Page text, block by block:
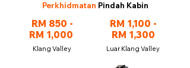
Perkhidmatan Pindah Kabin
RM 850 -
RM 1,000
Klang Valley
RM 1,100 -
RM 1,300
Luar Klang Valley